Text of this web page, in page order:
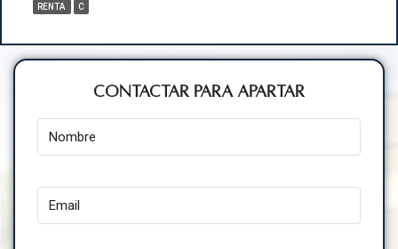
RENTA C
Contactar para Apartar